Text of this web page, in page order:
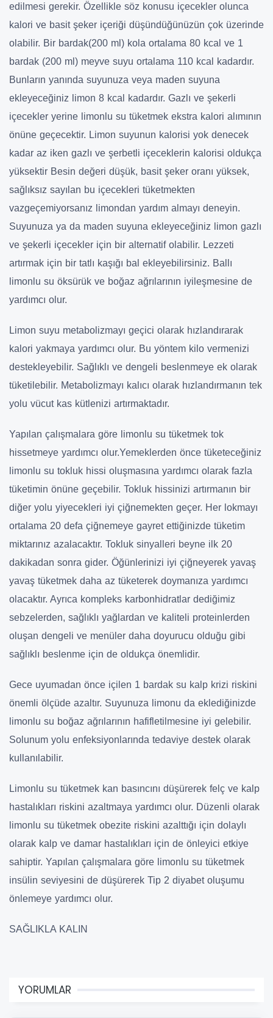
edilmesi gerekir. Özellikle söz konusu içecekler olunca
kalori ve basit şeker içeriği düşündüğünüzün çok üzerinde
olabilir. Bir bardak(200 ml) kola ortalama 80 kcal ve 1
bardak (200 ml) meyve suyu ortalama 110 kcal kadardır.
Bunların yanında suyunuza veya maden suyuna
ekleyeceğiniz limon 8 kcal kadardır. Gazlı ve şekerli
içecekler yerine limonlu su tüketmek ekstra kalori alımının
önüne geçecektir. Limon suyunun kalorisi yok denecek
kadar az iken gazlı ve şerbetli içeceklerin kalorisi oldukça
yüksektir Besin değeri düşük, basit şeker oranı yüksek,
sağlıksız sayılan bu içecekleri tüketmekten
vazgeçemiyorsanız limondan yardım almayı deneyin.
Suyunuza ya da maden suyuna ekleyeceğiniz limon gazlı
ve şekerli içecekler için bir alternatif olabilir. Lezzeti
artırmak için bir tatlı kaşığı bal ekleyebilirsiniz. Ballı
limonlu su öksürük ve boğaz ağrılarının iyileşmesine de
yardımcı olur.
Limon suyu metabolizmayı geçici olarak hızlandırarak
kalori yakmaya yardımcı olur. Bu yöntem kilo vermenizi
destekleyebilir. Sağlıklı ve dengeli beslenmeye ek olarak
tüketilebilir. Metabolizmayı kalıcı olarak hızlandırmanın tek
yolu vücut kas kütlenizi artırmaktadır.
Yapılan çalışmalara göre limonlu su tüketmek tok
hissetmeye yardımcı olur.Yemeklerden önce tüketeceğiniz
limonlu su tokluk hissi oluşmasına yardımcı olarak fazla
tüketimin önüne geçebilir. Tokluk hissinizi artırmanın bir
diğer yolu yiyecekleri iyi çiğnemekten geçer. Her lokmayı
ortalama 20 defa çiğnemeye gayret ettiğinizde tüketim
miktarınız azalacaktır. Tokluk sinyalleri beyne ilk 20
dakikadan sonra gider. Öğünlerinizi iyi çiğneyerek yavaş
yavaş tüketmek daha az tüketerek doymanıza yardımcı
olacaktır. Ayrıca kompleks karbonhidratlar dediğimiz
sebzelerden, sağlıklı yağlardan ve kaliteli proteinlerden
oluşan dengeli ve menüler daha doyurucu olduğu gibi
sağlıklı beslenme için de oldukça önemlidir.
Gece uyumadan önce içilen 1 bardak su kalp krizi riskini
önemli ölçüde azaltır. Suyunuza limonu da eklediğinizde
limonlu su boğaz ağrılarının hafifletilmesine iyi gelebilir.
Solunum yolu enfeksiyonlarında tedaviye destek olarak
kullanılabilir.
Limonlu su tüketmek kan basıncını düşürerek felç ve kalp
hastalıkları riskini azaltmaya yardımcı olur. Düzenli olarak
limonlu su tüketmek obezite riskini azalttığı için dolaylı
olarak kalp ve damar hastalıkları için de önleyici etkiye
sahiptir. Yapılan çalışmalara göre limonlu su tüketmek
insülin seviyesini de düşürerek Tip 2 diyabet oluşumu
önlemeye yardımcı olur.
SAĞLIKLA KALIN
YORUMLAR